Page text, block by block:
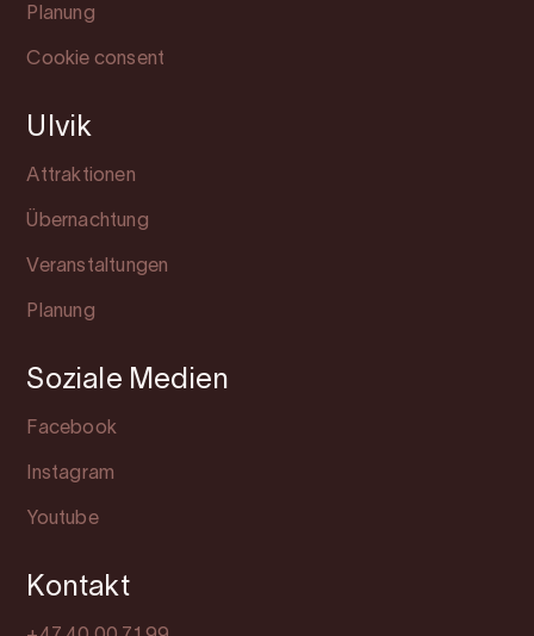
Planung
Cookie consent
Ulvik
Attraktionen
Übernachtung
Veranstaltungen
Planung
Soziale Medien
Facebook
Instagram
Youtube
Kontakt